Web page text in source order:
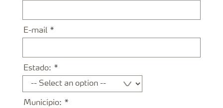
E-mail
Estado:
Município: